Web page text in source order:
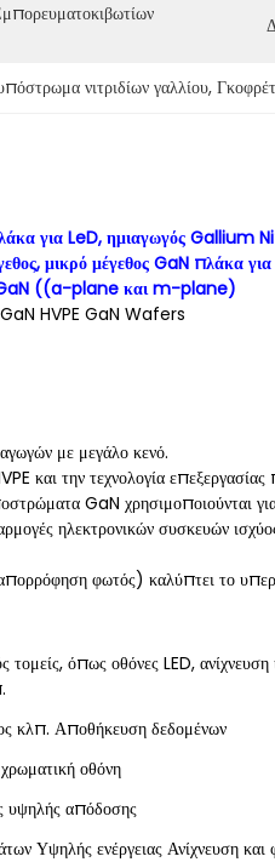
νιτριδίων γαλλίου,
για LeD, ημιαγωγός
μικρό μέγεθος GaN πλάκα
GaN ((a-plane και m-plane)
GaN HVPE GaN Wafers
με μεγάλο κενό.
και την τεχνολογία
GaN χρησιμοποιούνται
ηλεκτρονικών συσκευών
φωτός) καλύπτει το
όπως οθόνες LED, ανίχνευση
κλπ. Αποθήκευση δεδομένων
οθόνη
υψηλής απόδοσης
Υψηλής ενέργειας Ανίχνευση και